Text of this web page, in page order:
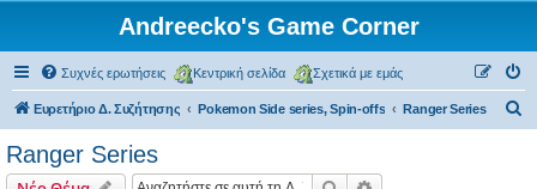
Andreecko's Game Corner
Συχνές ερωτήσεις Κεντρική σελίδα Σχετικά με εμάς
Ευρετήριο Δ. Συζήτησης Pokemon Side series, Spin-offs Ranger Series
Ranger Series